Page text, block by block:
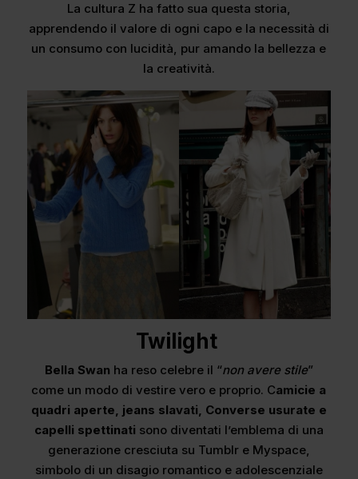
La cultura Z ha fatto sua questa storia,
apprendendo il valore di ogni capo e la necessità di
un consumo con lucidità, pur amando la bellezza e
la creatività.
Twilight
Bella Swan ha reso celebre il “non avere stile”
come un modo di vestire vero e proprio. Camicie a
quadri aperte, jeans slavati, Converse usurate e
capelli spettinati sono diventati l’emblema di una
generazione cresciuta su Tumblr e Myspace,
simbolo di un disagio romantico e adolescenziale